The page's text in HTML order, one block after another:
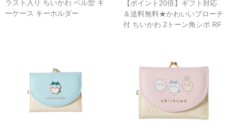
ラスト入り ちいかわ ベル型 キ
ーケース キーホルダー
【ポイント20倍】ギフト対応
＆送料無料★かわいいブローチ
付 ちいかわ 2トーン角シボ RF